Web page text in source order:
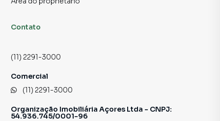
Contato
(11) 2291-3000
Comercial
(11) 2291-3000
Organização Imobiliária Açores Ltda - CNPJ:
54.936.745/0001-96